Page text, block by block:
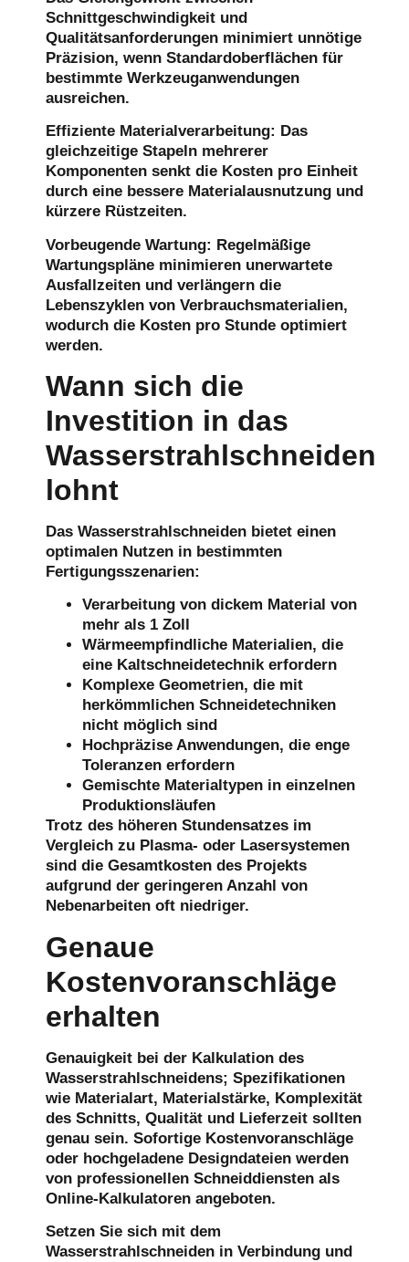
Schnittgeschwindigkeit und
Qualitätsanforderungen minimiert unnötige
Präzision, wenn Standardoberflächen für
bestimmte Werkzeuganwendungen
ausreichen.
Effiziente Materialverarbeitung: Das
gleichzeitige Stapeln mehrerer
Komponenten senkt die Kosten pro Einheit
durch eine bessere Materialausnutzung und
kürzere Rüstzeiten.
Vorbeugende Wartung: Regelmäßige
Wartungspläne minimieren unerwartete
Ausfallzeiten und verlängern die
Lebenszyklen von Verbrauchsmaterialien,
wodurch die Kosten pro Stunde optimiert
werden.
Wann sich die
Investition in das
Wasserstrahlschneiden
lohnt
Das Wasserstrahlschneiden bietet einen
optimalen Nutzen in bestimmten
Fertigungsszenarien:
Verarbeitung von dickem Material von
mehr als 1 Zoll
Wärmeempfindliche Materialien, die
eine Kaltschneidetechnik erfordern
Komplexe Geometrien, die mit
herkömmlichen Schneidetechniken
nicht möglich sind
Hochpräzise Anwendungen, die enge
Toleranzen erfordern
Gemischte Materialtypen in einzelnen
Produktionsläufen
Trotz des höheren Stundensatzes im
Vergleich zu Plasma- oder Lasersystemen
sind die Gesamtkosten des Projekts
aufgrund der geringeren Anzahl von
Nebenarbeiten oft niedriger.
Genaue
Kostenvoranschläge
erhalten
Genauigkeit bei der Kalkulation des
Wasserstrahlschneidens; Spezifikationen
wie Materialart, Materialstärke, Komplexität
des Schnitts, Qualität und Lieferzeit sollten
genau sein. Sofortige Kostenvoranschläge
oder hochgeladene Designdateien werden
von professionellen Schneiddiensten als
Online-Kalkulatoren angeboten.
Setzen Sie sich mit dem
Wasserstrahlschneiden in Verbindung und